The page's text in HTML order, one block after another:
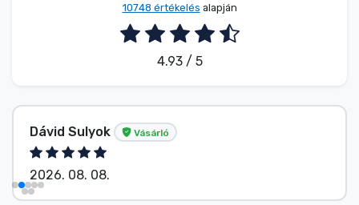
10748 értékelés alapján
4.93 / 5
Dávid Sulyok Vásárló
2026. 08. 08.